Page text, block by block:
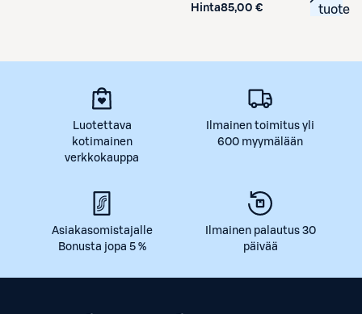
Hinta85,00 €
tuote
Luotettava
kotimainen
verkkokauppa
Ilmainen toimitus yli
600 myymälään
Asiakasomistajalle
Bonusta jopa 5 %
Ilmainen palautus 30
päivää